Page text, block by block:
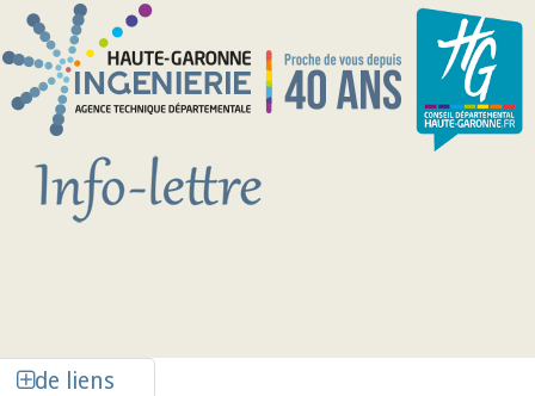
Aller au contenu principal
de liens